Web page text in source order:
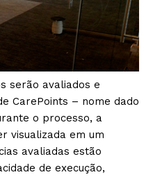
serão avaliados e
CarePoints – nome dado
o processo, a
visualizada em um
avaliadas estão
de execução,